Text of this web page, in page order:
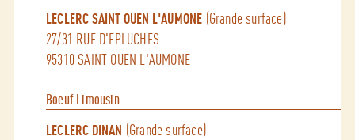
LECLERC SAINT OUEN L'AUMONE (Grande surface)
27/31 RUE D'EPLUCHES
95310 SAINT OUEN L'AUMONE
Boeuf Limousin
LECLERC DINAN (Grande surface)